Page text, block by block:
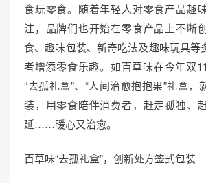
食玩零食。随着年轻人对零食产品趣
注，品牌们也开始在零食产品上不断
食、趣味包装、新奇吃法及趣味玩具等
者增添零食乐趣。如百草味在今年双
“去孤礼盒”、“人间治愈抱抱果”礼盒，
装，用零食陪伴消费者，赶走孤独、
延……暖心又治愈。
百草味“去孤礼盒”，创新处方签式包装